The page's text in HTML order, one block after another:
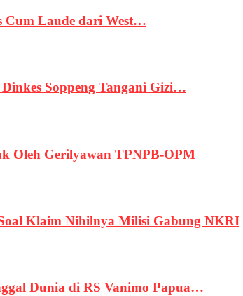
Cum Laude dari West…
Soppeng Tangani Gizi…
Oleh Gerilyawan TPNPB-OPM
Klaim Nihilnya Milisi Gabung NKRI
Dunia di RS Vanimo Papua…